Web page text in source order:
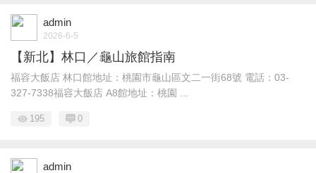
admin
2026-6-5
【新北】林口／龜山旅館指南
福容大飯店 林口館地址：桃園市龜山區文二一街68號 電話：03-
327-7338福容大飯店 A8館地址：桃園 ...
195 0
admin